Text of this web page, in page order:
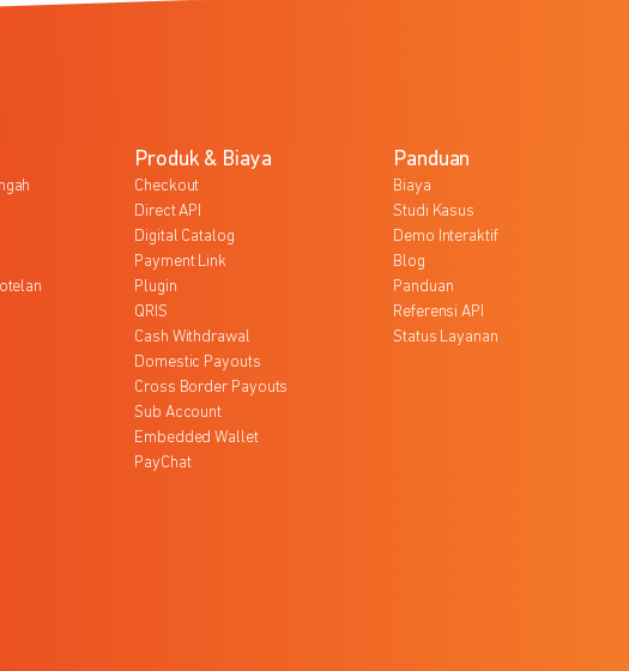
Produk & Biaya
Checkout
Direct API
Digital Catalog
Payment Link
Plugin
QRIS
Cash Withdrawal
Domestic Payouts
Cross Border Payouts
Sub Account
Embedded Wallet
PayChat
Panduan
Biaya
Studi Kasus
Demo Interaktif
Blog
Panduan
Referensi API
Status Layanan